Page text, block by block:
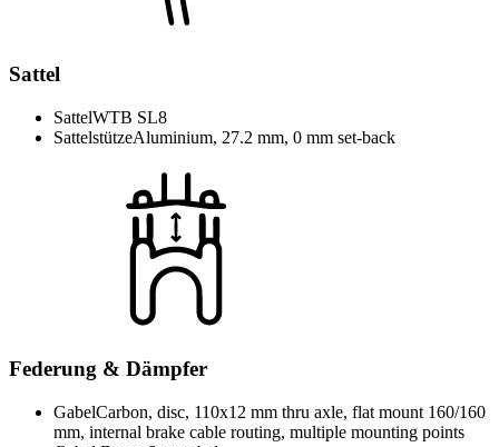
Sattel
SattelWTB SL8
SattelstützeAluminium, 27.2 mm, 0 mm set-back
Federung & Dämpfer
GabelCarbon, disc, 110x12 mm thru axle, flat mount 160/160
mm, internal brake cable routing, multiple mounting points